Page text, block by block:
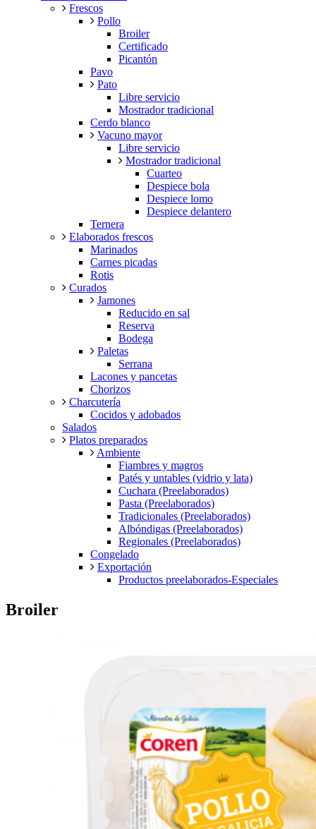
Frescos
Pollo
Broiler
Certificado
Picantón
Pavo
Pato
Libre servicio
Mostrador tradicional
Cerdo blanco
Vacuno mayor
Libre servicio
Mostrador tradicional
Cuarteo
Despiece bola
Despiece lomo
Despiece delantero
Ternera
Elaborados frescos
Marinados
Carnes picadas
Rotis
Curados
Jamones
Reducido en sal
Reserva
Bodega
Paletas
Serrana
Lacones y pancetas
Chorizos
Charcutería
Cocidos y adobados
Salados
Platos preparados
Ambiente
Fiambres y magros
Patés y untables (vidrio y lata)
Cuchara (Preelaborados)
Pasta (Preelaborados)
Tradicionales (Preelaborados)
Albóndigas (Preelaborados)
Regionales (Preelaborados)
Congelado
Exportación
Productos preelaborados-Especiales
Broiler